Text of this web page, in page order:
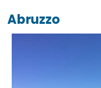
Abruzzo